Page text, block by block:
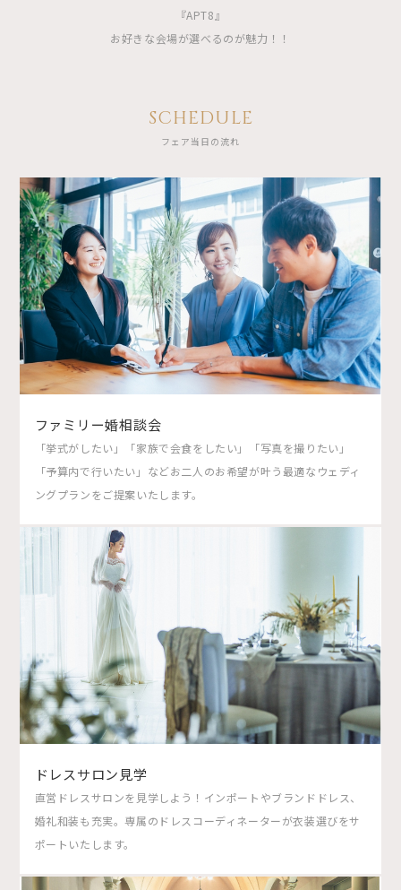
『APT8』
お好きな会場が選べるのが魅力！！
SCHEDULE
フェア当日の流れ
ファミリー婚相談会
「挙式がしたい」「家族で会食をしたい」「写真を撮りたい」
「予算内で行いたい」などお二人のお希望が叶う最適なウェディ
ングプランをご提案いたします。
ドレスサロン見学
直営ドレスサロンを見学しよう！インポートやブランドドレス、
婚礼和装も充実。専属のドレスコーディネーターが衣装選びをサ
ポートいたします。